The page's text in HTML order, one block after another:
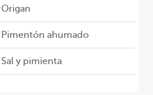
Origan
Pimentón ahumado
Sal y pimienta